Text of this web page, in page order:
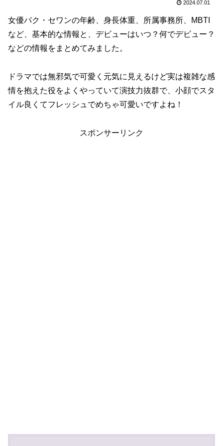
2024.07.01
女優パク・セワンの年齢、身長体重、所属事務所、MBTI
など、基本的な情報と、デビューはいつ？何でデビュー？
などの情報をまとめてみました。
ドラマでは無邪気で可愛く元気に見えるけど実は複雑な感
情を抱えた役をよくやっていて演技力抜群で、小顔でスタ
イル良くてフレッシュでめちゃ可愛いですよね！
スポンサーリンク